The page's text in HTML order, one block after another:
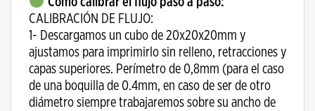
CALIBRACIÓN DE FLUJO:
1- Descargamos un cubo de 20x20x20mm y
ajustamos para imprimirlo sin relleno, retracciones y
capas superiores. Perímetro de 0,8mm (para el caso
de una boquilla de 0.4mm, en caso de ser de otro
diámetro siempre trabajaremos sobre su ancho de